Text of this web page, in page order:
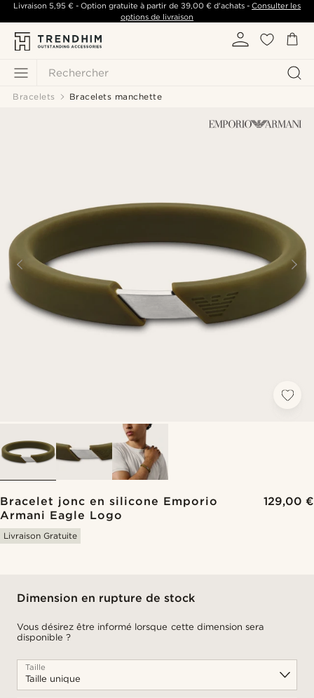
Rechercher
Livraison 5,95 €- Option gratuite à partir de 39,00 €d'achats -Consulter les
options de livraison
Bracelets Bracelets manchette
Bracelet jonc en silicone Emporio
Armani Eagle Logo
129,00 €
Livraison Gratuite
Dimension en rupture de stock
Vous désirez être informé lorsque cette dimension sera
disponible ?
Taille